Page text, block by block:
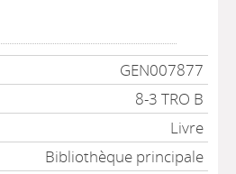
GEN007877
8-3 TRO B
Livre
Bibliothèque principale